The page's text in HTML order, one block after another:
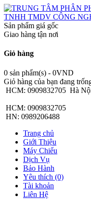
Sản phẩm giá gốc
Giao hàng tận nơi
Giỏ hàng
0 sản phẩm(s) - 0VND
Giỏ hàng của bạn đang
HCM: 0909832705 Hà
HCM: 0909832705
HN: 0989206488
Trang chủ
Giới Thiệu
Máy Chiếu
Dịch Vụ
Bảo Hành
Yêu thích (0)
Tài khoản
Liên Hệ